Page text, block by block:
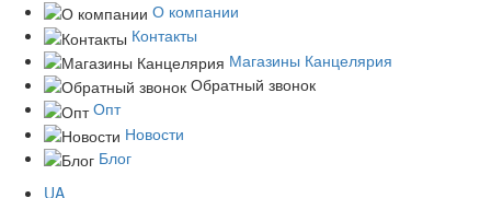
О компании
Контакты
Магазины Канцелярия
Обратный звонок
Опт
Новости
Блог
UA